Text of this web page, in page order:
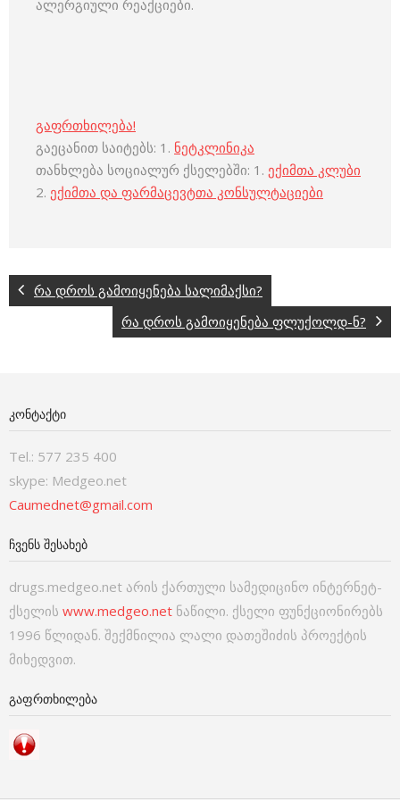
ალერგიული რეაქციები.
გაფრთხილება!
გაეცანით საიტებს: 1. ნეტკლინიკა
თანხლება სოციალურ ქსელებში: 1. ექიმთა კლუბი
2. ექიმთა და ფარმაცევტთა კონსულტაციები
რა დროს გამოიყენება სალიმაქსი?
რა დროს გამოიყენება ფლუქოლდ-ნ?
ᲙᲝᲜᲢᲐᲥᲢᲘ
Tel.: 577 235 400
skype: Medgeo.net
Caumednet@gmail.com
ᲩᲕᲔᲜᲡ ᲨᲔᲡᲐᲮᲔᲑ
drugs.medgeo.net არის ქართული სამედიცინო ინტერნეტ-
ქსელის www.medgeo.net ნაწილი. ქსელი ფუნქციონირებს
1996 წლიდან. შექმნილია ლალი დათეშიძის პროექტის
მიხედვით.
ᲒᲐᲤᲠᲗᲮᲘᲚᲔᲑᲐ